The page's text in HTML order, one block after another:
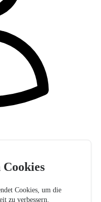
KÖLN
Cookies, um die
zu verbessern.